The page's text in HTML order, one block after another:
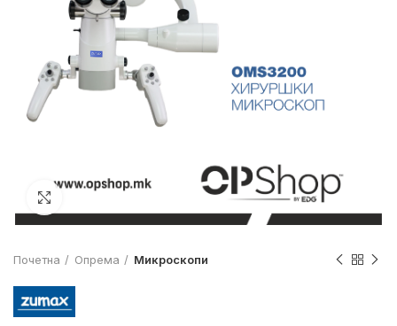
Почетна Опрема Микроскопи